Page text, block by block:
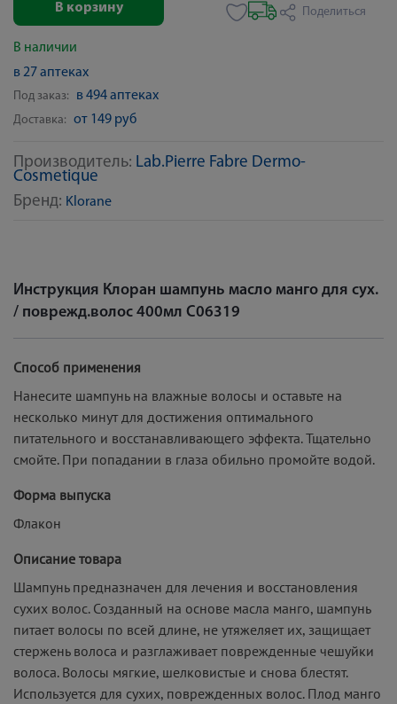
Производитель: Lab.Pierre Fabre Dermo-
Cosmetique
Бренд: Klorane
В корзину Поделиться
В наличии
в 27 аптеках
Под заказ: в 494 аптеках
Доставка: от 149 руб
Инструкция Клоран шампунь масло манго для сух.
/ поврежд.волос 400мл C06319
Способ применения
Нанесите шампунь на влажные волосы и оставьте на
несколько минут для достижения оптимального
питательного и восстанавливающего эффекта. Тщательно
смойте. При попадании в глаза обильно промойте водой.
Форма выпуска
Флакон
Описание товара
Шампунь предназначен для лечения и восстановления
сухих волос. Созданный на основе масла манго, шампунь
питает волосы по всей длине, не утяжеляет их, защищает
стержень волоса и разглаживает поврежденные чешуйки
волоса. Волосы мягкие, шелковистые и снова блестят.
Используется для сухих, поврежденных волос. Плод манго